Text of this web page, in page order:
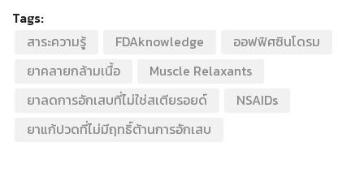
Tags:
สาระความรู้
FDAknowledge
ออฟฟิศซินโดรม
ยาคลายกล้ามเนื้อ
Muscle Relaxants
ยาลดการอักเสบที่ไม่ใช่สเตียรอยด์
NSAIDs
ยาแก้ปวดที่ไม่มีฤทธิ์ต้านการอักเสบ